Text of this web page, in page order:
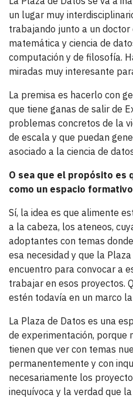
un lugar muy
trabajando junto a un doctor
matemática y ciencia de
computación y de filosofía.
miradas muy interesante
La premisa es hacerlo con
que tiene ganas de salir de
problemas concretos de la
de escala y que puedan
asociado a la ciencia de
O sea que el propósito es
como un espacio
Sí, la idea es que alimente
a la cabeza, los ateneos,
adoptantes con temas
esa necesidad y que la
encuentro para convocar a
trabajar en esos proyectos.
estén todavía en un marco
La Plaza de Datos es una
de experimentación, porque
tienen que ver con temas
permanentemente y con
necesariamente los
inequívoca y la verdad que